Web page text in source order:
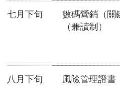
七月下旬
數碼營銷（關
（兼讀制）
八月下旬 風險管理證書